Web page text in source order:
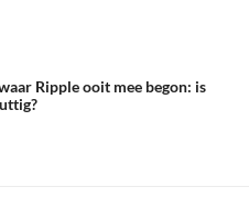
Ripple ooit mee begon: is